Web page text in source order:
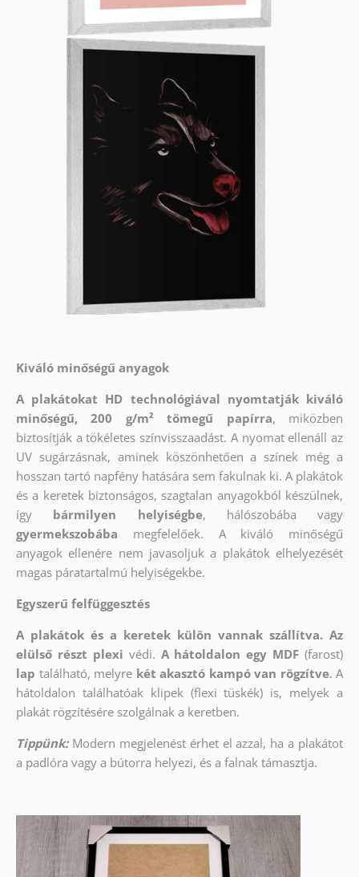
Kiváló minőségű anyagok
A plakátokat HD technológiával nyomtatják kiváló
minőségű, 200 g/m² tömegű papírra, miközben
biztosítják a tökéletes színvisszaadást. A nyomat ellenáll az
UV sugárzásnak, aminek köszönhetően a színek még a
hosszan tartó napfény hatására sem fakulnak ki. A plakátok
és a keretek biztonságos, szagtalan anyagokból készülnek,
így
bármilyen helyiségbe, hálószobába vagy
gyermekszobába
megfelelőek. A kiváló minőségű
anyagok ellenére nem javasoljuk a plakátok elhelyezését
magas páratartalmú helyiségekbe.
Egyszerű felfüggesztés
A plakátok és a keretek külön vannak szállítva. Az
elülső részt plexi védi. A hátoldalon egy MDF (farost)
lap található, melyre két akasztó kampó van rögzítve. A
hátoldalon találhatóak klipek (flexi tüskék) is, melyek a
plakát rögzítésére szolgálnak a keretben.
Tippünk: Modern megjelenést érhet el azzal, ha a plakátot
a padlóra vagy a bútorra helyezi, és a falnak támasztja.